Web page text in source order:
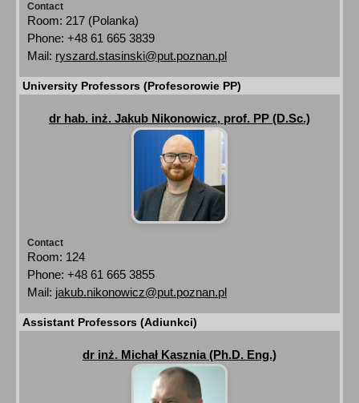
Contact
Room: 217 (Polanka)
Phone: +48 61 665 3839
Mail: ryszard.stasinski@put.poznan.pl
University Professors (Profesorowie PP)
dr hab. inż. Jakub Nikonowicz, prof. PP (D.Sc.)
Contact
Room: 124
Phone: +48 61 665 3855
Mail: jakub.nikonowicz@put.poznan.pl
Assistant Professors (Adiunkci)
dr inż. Michał Kasznia (Ph.D. Eng.)